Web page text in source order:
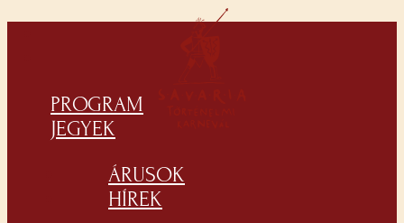
PROGRAM
JEGYEK
ÁRUSOK
HÍREK